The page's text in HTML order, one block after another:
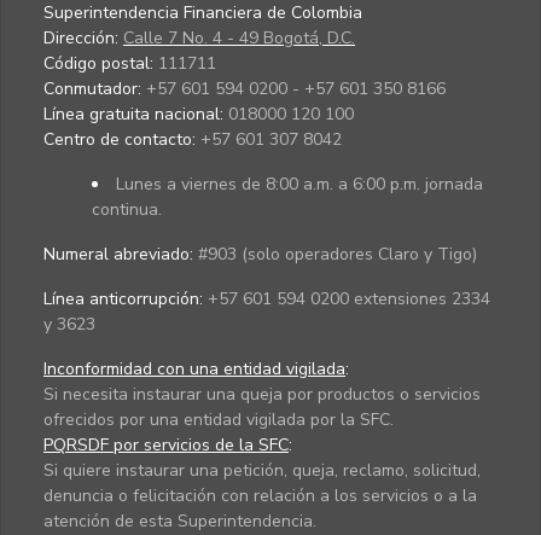
Superintendencia Financiera de Colombia
Dirección: Calle 7 No. 4 - 49 Bogotá, D.C.
Código postal: 111711
Conmutador: +57 601 594 0200 - +57 601 350 8166
Línea gratuita nacional: 018000 120 100
Centro de contacto: +57 601 307 8042
Lunes a viernes de 8:00 a.m. a 6:00 p.m. jornada
continua.
Numeral abreviado: #903 (solo operadores Claro y Tigo)
Línea anticorrupción: +57 601 594 0200 extensiones 2334
y 3623
Inconformidad con una entidad vigilada:
Si necesita instaurar una queja por productos o servicios
ofrecidos por una entidad vigilada por la SFC.
PQRSDF por servicios de la SFC:
Si quiere instaurar una petición, queja, reclamo, solicitud,
denuncia o felicitación con relación a los servicios o a la
atención de esta Superintendencia.